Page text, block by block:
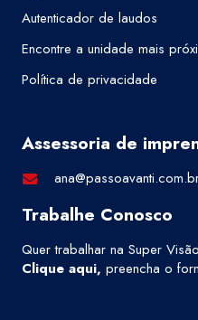
Autenticador de laudos
Encontre a unidade mais
Política de privacidade
Assessoria de
Trabalhe Conosco
Quer trabalhar na Super
Clique aqui, preencha o